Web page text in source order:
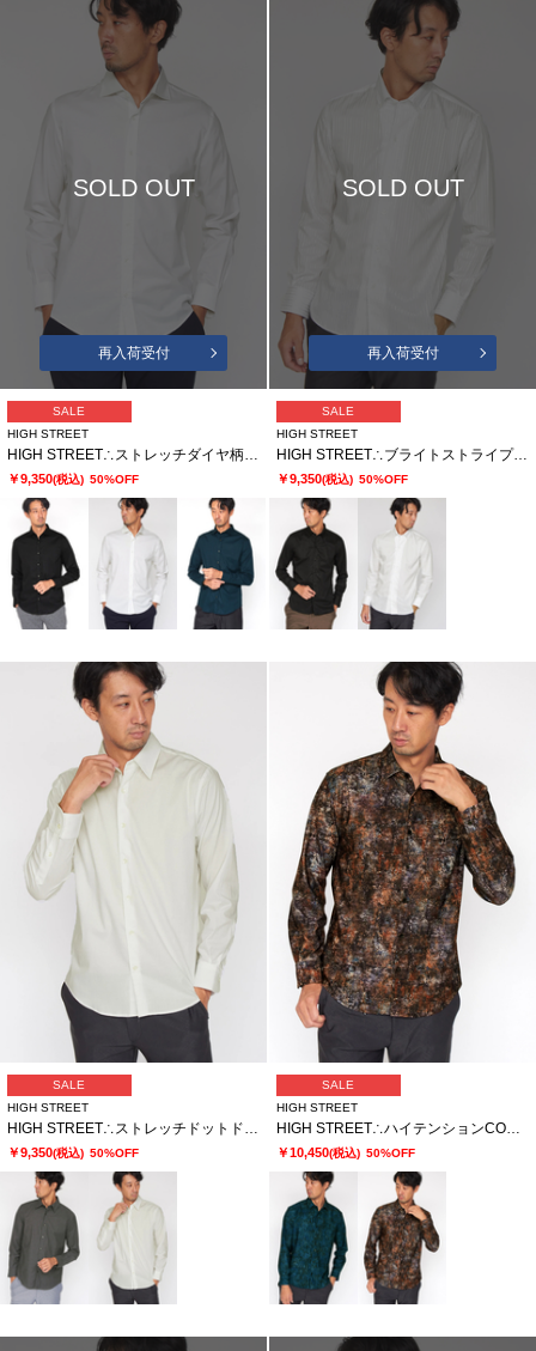
SOLD OUT
再入荷受付
SALE
HIGH STREET
￥9,350(税込) 50%OFF
SOLD OUT
再入荷受付
SALE
HIGH STREET
HIGH STREET∴ブライトストライプ イタリアンBDシャツ
￥9,350(税込) 50%OFF
SALE
HIGH STREET
HIGH STREET∴ストレッチドットドビーシャツ
￥9,350(税込) 50%OFF
SALE
HIGH STREET
HIGH STREET∴ハイテンションCONCRETEプリントシャツ
￥10,450(税込) 50%OFF